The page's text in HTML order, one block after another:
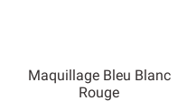
Maquillage Bleu Blanc
Rouge